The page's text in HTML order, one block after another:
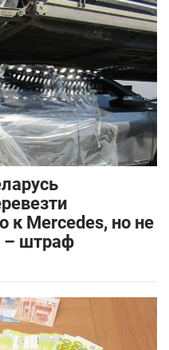
к Mercedes, но не
– штраф